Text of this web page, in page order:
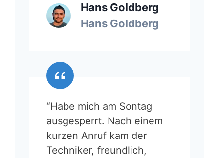
Hans Goldberg
Hans Goldberg
“Habe mich am Sontag
ausgesperrt. Nach einem
kurzen Anruf kam der
Techniker, freundlich,